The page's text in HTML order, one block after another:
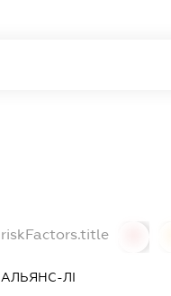
riskFactors.title
АЛЬЯНС-ЛІ